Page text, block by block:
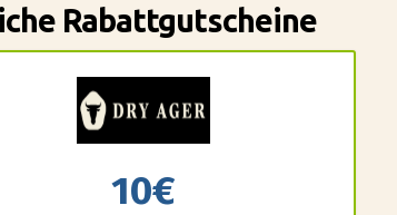
Rabattgutscheine
10€